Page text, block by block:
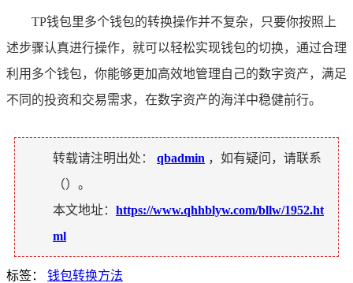
TP钱包里多个钱包的转换操作并不复杂，只要你按照上
述步骤认真进行操作，就可以轻松实现钱包的切换，通过合理
利用多个钱包，你能够更加高效地管理自己的数字资产，满足
不同的投资和交易需求，在数字资产的海洋中稳健前行。
转载请注明出处： qbadmin ，如有疑问，请联系
（）。
本文地址： https://www.qhhblyw.com/bllw/1952.ht
ml
标签： 钱包转换方法